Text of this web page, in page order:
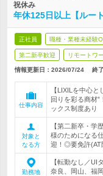
祝休み
年休125日以上【ルー
正社員 職種・業種未経験
第二新卒歓迎 リモートワ
情報更新日：2026/07/24 終
仕事内容
【LIXILを中心
回りを彩る商材
ックス制度あり
対象と
なる方
【第二新卒・
様のためになる
迎！◎要免許(AT
勤務地
【転勤なし／UI
奈良、岡山、福